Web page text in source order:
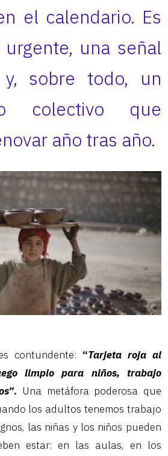
el calendario. Es
una señal
sobre todo, un
colectivo que
año tras año.
contundente: “Tarjeta roja al
limpio para niños, trabajo
. Una metáfora poderosa que
los adultos tenemos trabajo
las niñas y los niños pueden
estar: en las aulas, en los